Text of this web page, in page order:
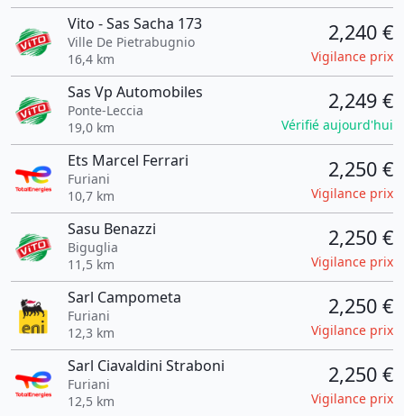
Vito - Sas Sacha 173
Ville De Pietrabugnio
16,4 km
2,240 €
Vigilance prix
Sas Vp Automobiles
Ponte-Leccia
19,0 km
2,249 €
Vérifié aujourd'hui
Ets Marcel Ferrari
Furiani
10,7 km
2,250 €
Vigilance prix
Sasu Benazzi
Biguglia
11,5 km
2,250 €
Vigilance prix
Sarl Campometa
Furiani
12,3 km
2,250 €
Vigilance prix
Sarl Ciavaldini Straboni
Furiani
12,5 km
2,250 €
Vigilance prix